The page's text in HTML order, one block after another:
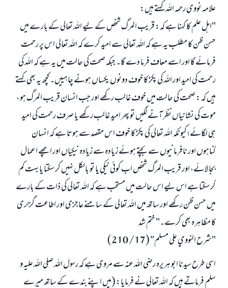
علامہ نووی رحمہ اللہ کہتے ہیں:
"اہل علم کا کہنا ہے کہ: قریب المرگ شخص کے لیے اللہ تعالی کے بارے میں
حسن ظن کا مطلب یہ ہے کہ اللہ تعالی سے امید کرے کہ اللہ تعالی اس پر رحمت
فرمائے گا اور اسے معاف فرما دے گا۔ جبکہ صحت کی حالت میں یہ ہے کہ اللہ کی
رحمت کی امید اور اللہ کی پکڑ کا خوف دونوں یکساں ہونے چاہییں۔ کچھ یہ بھی کہتے
ہیں کہ : صحت کی حالت میں خوف غالب رکھے اور جب انسان قریب المرگ ہو ،
موت کی نشانیاں نظر آنے لگیں تو پھر امید غالب رکھے یا صرف رحمت کی امید
ہی لگائے؛ کیونکہ اللہ تعالی کی پکڑ کا خوف اس مقصد سے ہوتا ہے کہ انسان
گناہوں اور نافرمانیوں سے بچتے ہوئے زیادہ سے زیادہ نیکیاں اور اچھے اعمال
بجا لائے، اور قریب المرگ شخص اب کوئی نیکی یا تو بالکل نہیں کر سکتا یا بہت کم
کر سکتا ہے اس لیے اس حالت میں مستحب ہے کہ اللہ تعالی کی ذات کے بارے
میں حسن ظن رکھے اور ساتھ میں اللہ تعالی کے سامنے عاجزی اور اطاعت گزاری
کا مظاہرہ بھی کرے۔" ختم شد
"شرح النووي على مسلم" (17/ 210)
اسی طرح سیدنا ابو ہریرہ رضی اللہ عنہ سے مروی ہے کہ رسول اللہ صلی اللہ علیہ و
سلم فرماتے ہیں کہ اللہ تعالی نے فرمایا: (میں اپنے بندے کے ساتھ میرے